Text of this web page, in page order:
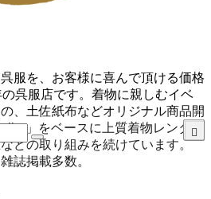
服を、お客様に喜んで頂ける価格
呉服店です。着物に親しむイベ
、土佐紙布などオリジナル商品開
」をベースに上質着物レンタル
どの取り組みを続けています。
誌掲載多数。